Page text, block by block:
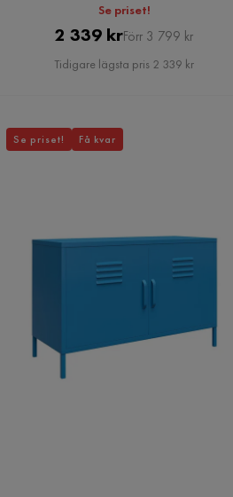
Se priset!
Pris
2 339 krOriginal
Pris
Förr 3 799 kr
Tidigare lägsta pris 2 339 kr
Se priset! Få kvar